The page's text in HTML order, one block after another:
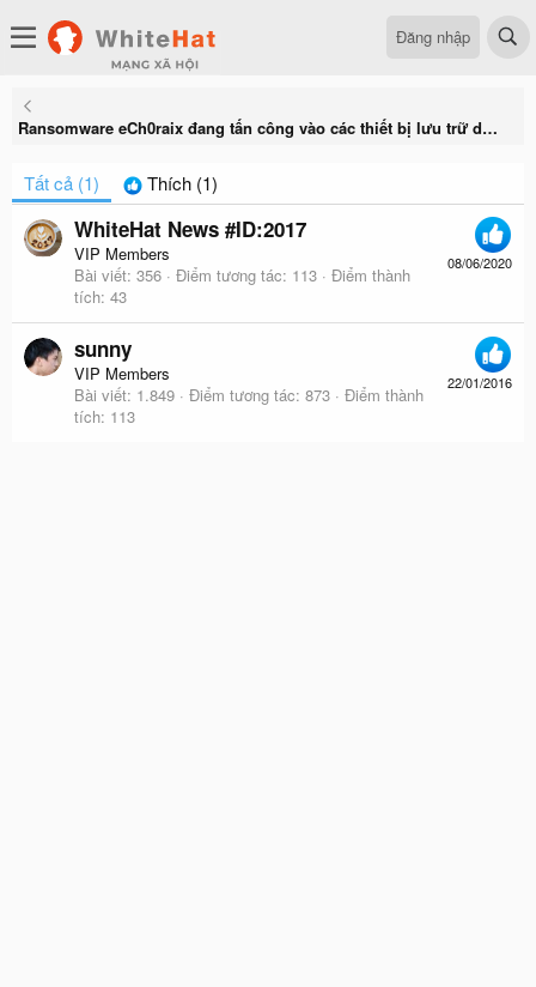
Đăng nhập
Ransomware eCh0raix đang tấn công vào các thiết bị lưu trữ dữ liệu QNAP NAS
Tất cả (1) Thích (1)
08/06/2020
WhiteHat News #ID:2017
VIP Members
Bài viết 356 Điểm tương tác 113
Điểm thành
tích 43
22/01/2016
sunny
VIP Members
Bài viết 1.849 Điểm tương tác 873
Điểm thành
tích 113